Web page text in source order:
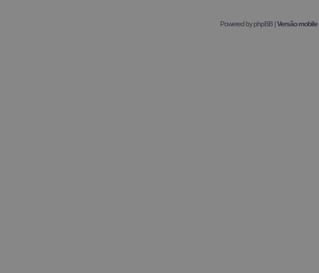
Powered byphpBB |Versão mobile